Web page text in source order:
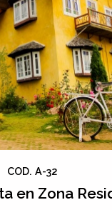
COD. A-32
en Zona